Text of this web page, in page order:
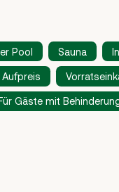
Pool Sauna
Gäste mit